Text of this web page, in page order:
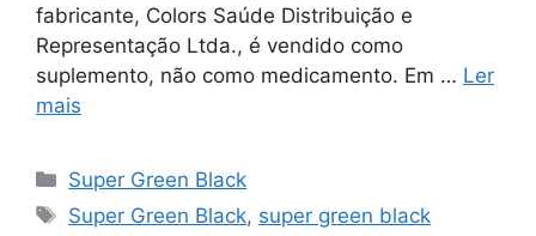
fabricante, Colors Saúde Distribuição e
Representação Ltda., é vendido como
suplemento, não como medicamento. Em … Ler
mais
Categorias
Super Green Black
Tags
Super Green Black, super green black